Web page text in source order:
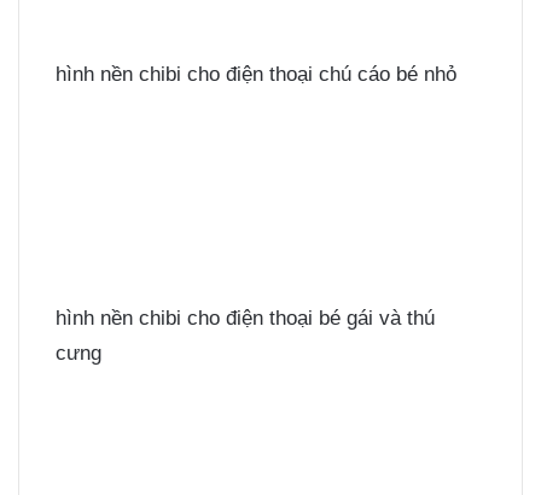
hình nền chibi cho điện thoại chú cáo bé nhỏ
hình nền chibi cho điện thoại bé gái và thú
cưng